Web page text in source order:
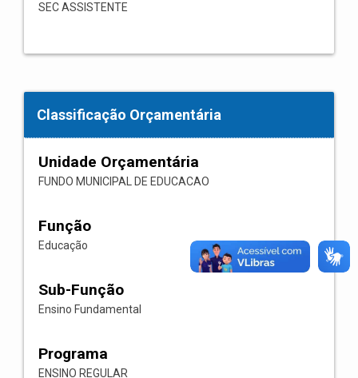
SEC ASSISTENTE
Classificação Orçamentária
Unidade Orçamentária
FUNDO MUNICIPAL DE EDUCACAO
Função
Educação
Sub-Função
Ensino Fundamental
Programa
ENSINO REGULAR